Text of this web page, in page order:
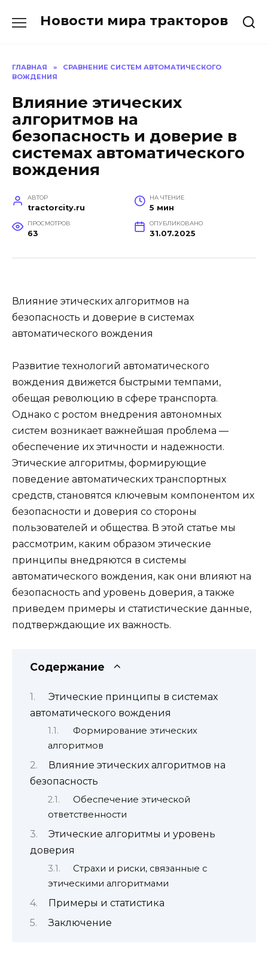
Новости мира тракторов
ГЛАВНАЯ »
СРАВНЕНИЕ СИСТЕМ АВТОМАТИЧЕСКОГО
ВОЖДЕНИЯ
Влияние этических
алгоритмов на
безопасность и доверие в
системах автоматического
вождения
АВТОР
tractorcity.ru
НА ЧТЕНИЕ
5 мин
ПРОСМОТРОВ
63
ОПУБЛИКОВАНО
31.07.2025
Влияние этических алгоритмов на
безопасность и доверие в системах
автоматического вождения
Развитие технологий автоматического
вождения движется быстрыми темпами,
обещая революцию в сфере транспорта.
Однако с ростом внедрения автономных
систем возникает важнейшая проблема —
обеспечение их этичности и надежности.
Этические алгоритмы, формирующие
поведение автоматических транспортных
средств, становятся ключевым компонентом их
безопасности и доверия со стороны
пользователей и общества. В этой статье мы
рассмотрим, каким образом этические
принципы внедряются в системы
автоматического вождения, как они влияют на
безопасность and уровень доверия, а также
приведем примеры и статистические данные,
подтверждающие их важность.
Содержание
Этические принципы в системах
автоматического вождения
Формирование этических
алгоритмов
Влияние этических алгоритмов на
безопасность
Обеспечение этической
ответственности
Этические алгоритмы и уровень
доверия
Страхи и риски, связанные с
этическими алгоритмами
Примеры и статистика
Заключение